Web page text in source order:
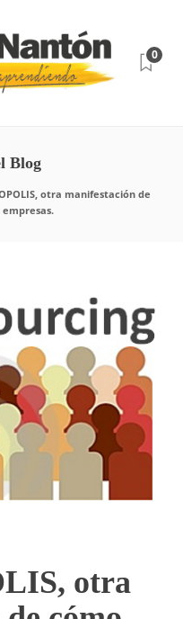
0
Blog
otra manifestación de
otra